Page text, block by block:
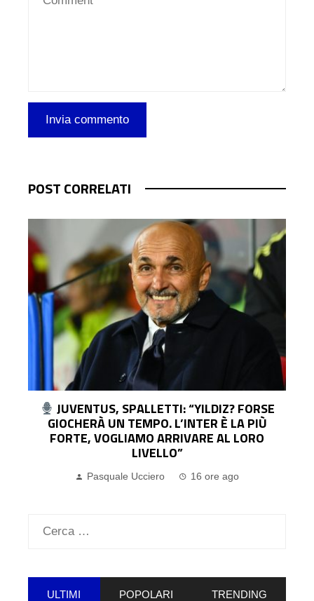
POST CORRELATI
UDINESE, IL DG COLLAVINO: “KRISTENSEN?
LO CEDEREMO SOLO PER UN’OFFERTA
IRRINUNCIABILE. SUL MERCATO…”
Ricerca
ULTIMI POPOLARI TRENDING